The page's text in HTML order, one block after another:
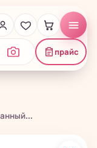
прайс